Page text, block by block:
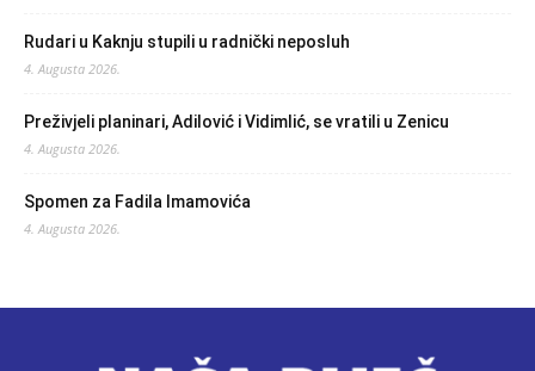
Rudari u Kaknju stupili u radnički neposluh
4. Augusta 2026.
Preživjeli planinari, Adilović i Vidimlić, se vratili u Zenicu
4. Augusta 2026.
Spomen za Fadila Imamovića
4. Augusta 2026.